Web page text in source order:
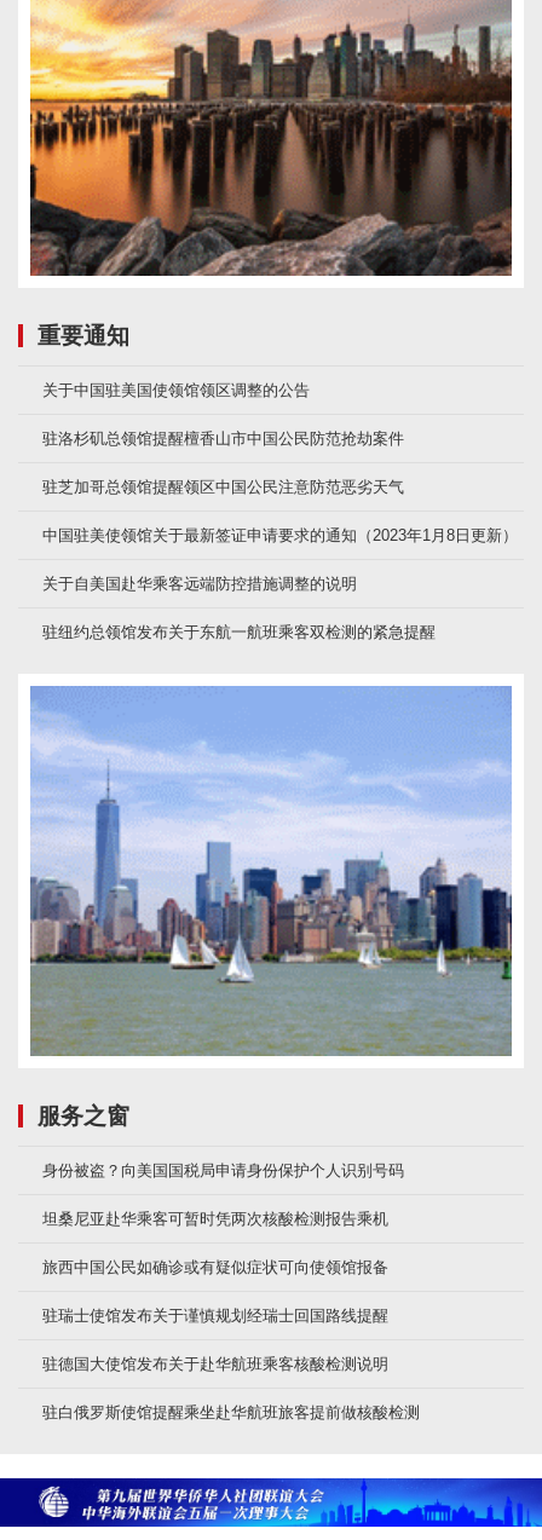
重要通知
关于中国驻美国使领馆领区调整的公告
驻洛杉矶总领馆提醒檀香山市中国公民防范抢劫案件
驻芝加哥总领馆提醒领区中国公民注意防范恶劣天气
中国驻美使领馆关于最新签证申请要求的通知（2023年1月8日更新）
关于自美国赴华乘客远端防控措施调整的说明
驻纽约总领馆发布关于东航一航班乘客双检测的紧急提醒
服务之窗
身份被盗？向美国国税局申请身份保护个人识别号码
坦桑尼亚赴华乘客可暂时凭两次核酸检测报告乘机
旅西中国公民如确诊或有疑似症状可向使领馆报备
驻瑞士使馆发布关于谨慎规划经瑞士回国路线提醒
驻德国大使馆发布关于赴华航班乘客核酸检测说明
驻白俄罗斯使馆提醒乘坐赴华航班旅客提前做核酸检测